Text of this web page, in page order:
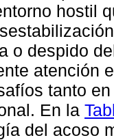
hostil
o despido
atención
tanto
En la
del acoso